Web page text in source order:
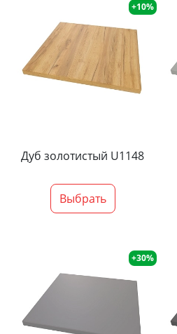
+10%
Дуб золотистый U1148
Выбрать
+30%